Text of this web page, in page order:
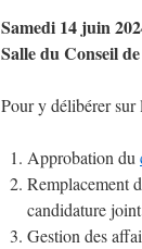
Samedi 14 juin
Salle du Conseil
Pour y délibérer sur
Approbation du
Remplacement
candidature
Gestion des